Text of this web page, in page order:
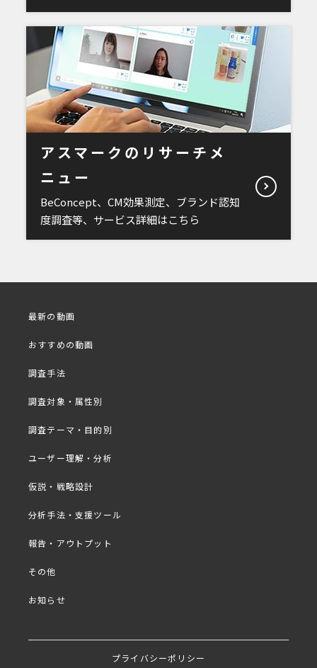
アスマークのリサーチメ
ニュー
BeConcept、CM効果測定、ブランド認知
度調査等、サービス詳細はこちら
最新の動画
おすすめの動画
調査手法
調査対象・属性別
調査テーマ・目的別
ユーザー理解・分析
仮説・戦略設計
分析手法・支援ツール
報告・アウトプット
その他
お知らせ
プライバシーポリシー